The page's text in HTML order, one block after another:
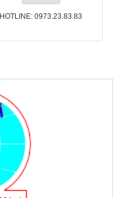
HOTLINE: 0973.23.83.83